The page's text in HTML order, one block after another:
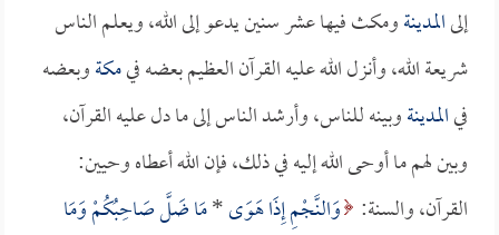
إلىالمدينةومكث فيها عشر سنين يدعو إلى الله، ويعلم الناس
شريعة الله، وأنزل الله عليه القرآن العظيم بعضه فيمكةوبعضه
فيالمدينةوبينه للناس، وأرشد الناس إلى ما دل عليه القرآن،
وبين لهم ما أوحى الله إليه في ذلك، فإن الله أعطاه وحيين:
القرآن، والسنة: وَالنَّجْمِ إِذَا هَوَى*مَا ضَلَّ صَاحِبُكُمْ وَمَا